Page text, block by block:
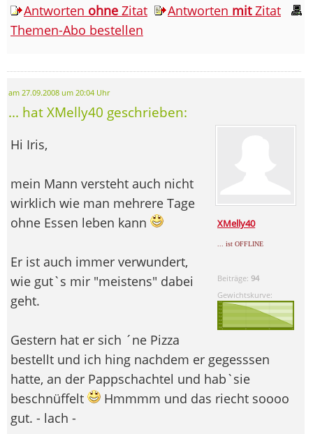
Antworten ohne Zitat Antworten mitZitat
Themen-Abo bestellen
am 27.09.2008 um 20:04 Uhr
... hat XMelly40 geschrieben:
XMelly40
... ist OFFLINE
Beiträge:94
Gewichtskurve:
Hi Iris,
mein Mann versteht auch nicht
wirklich wie man mehrere Tage
ohne Essen leben kann
Er ist auch immer verwundert,
wie gut`s mir "meistens" dabei
geht.
Gestern hat er sich ´ne Pizza
bestellt und ich hing nachdem er gegesssen
hatte, an der Pappschachtel und hab`sie
beschnüffelt
Hmmmm und das riecht soooo
gut. - lach -